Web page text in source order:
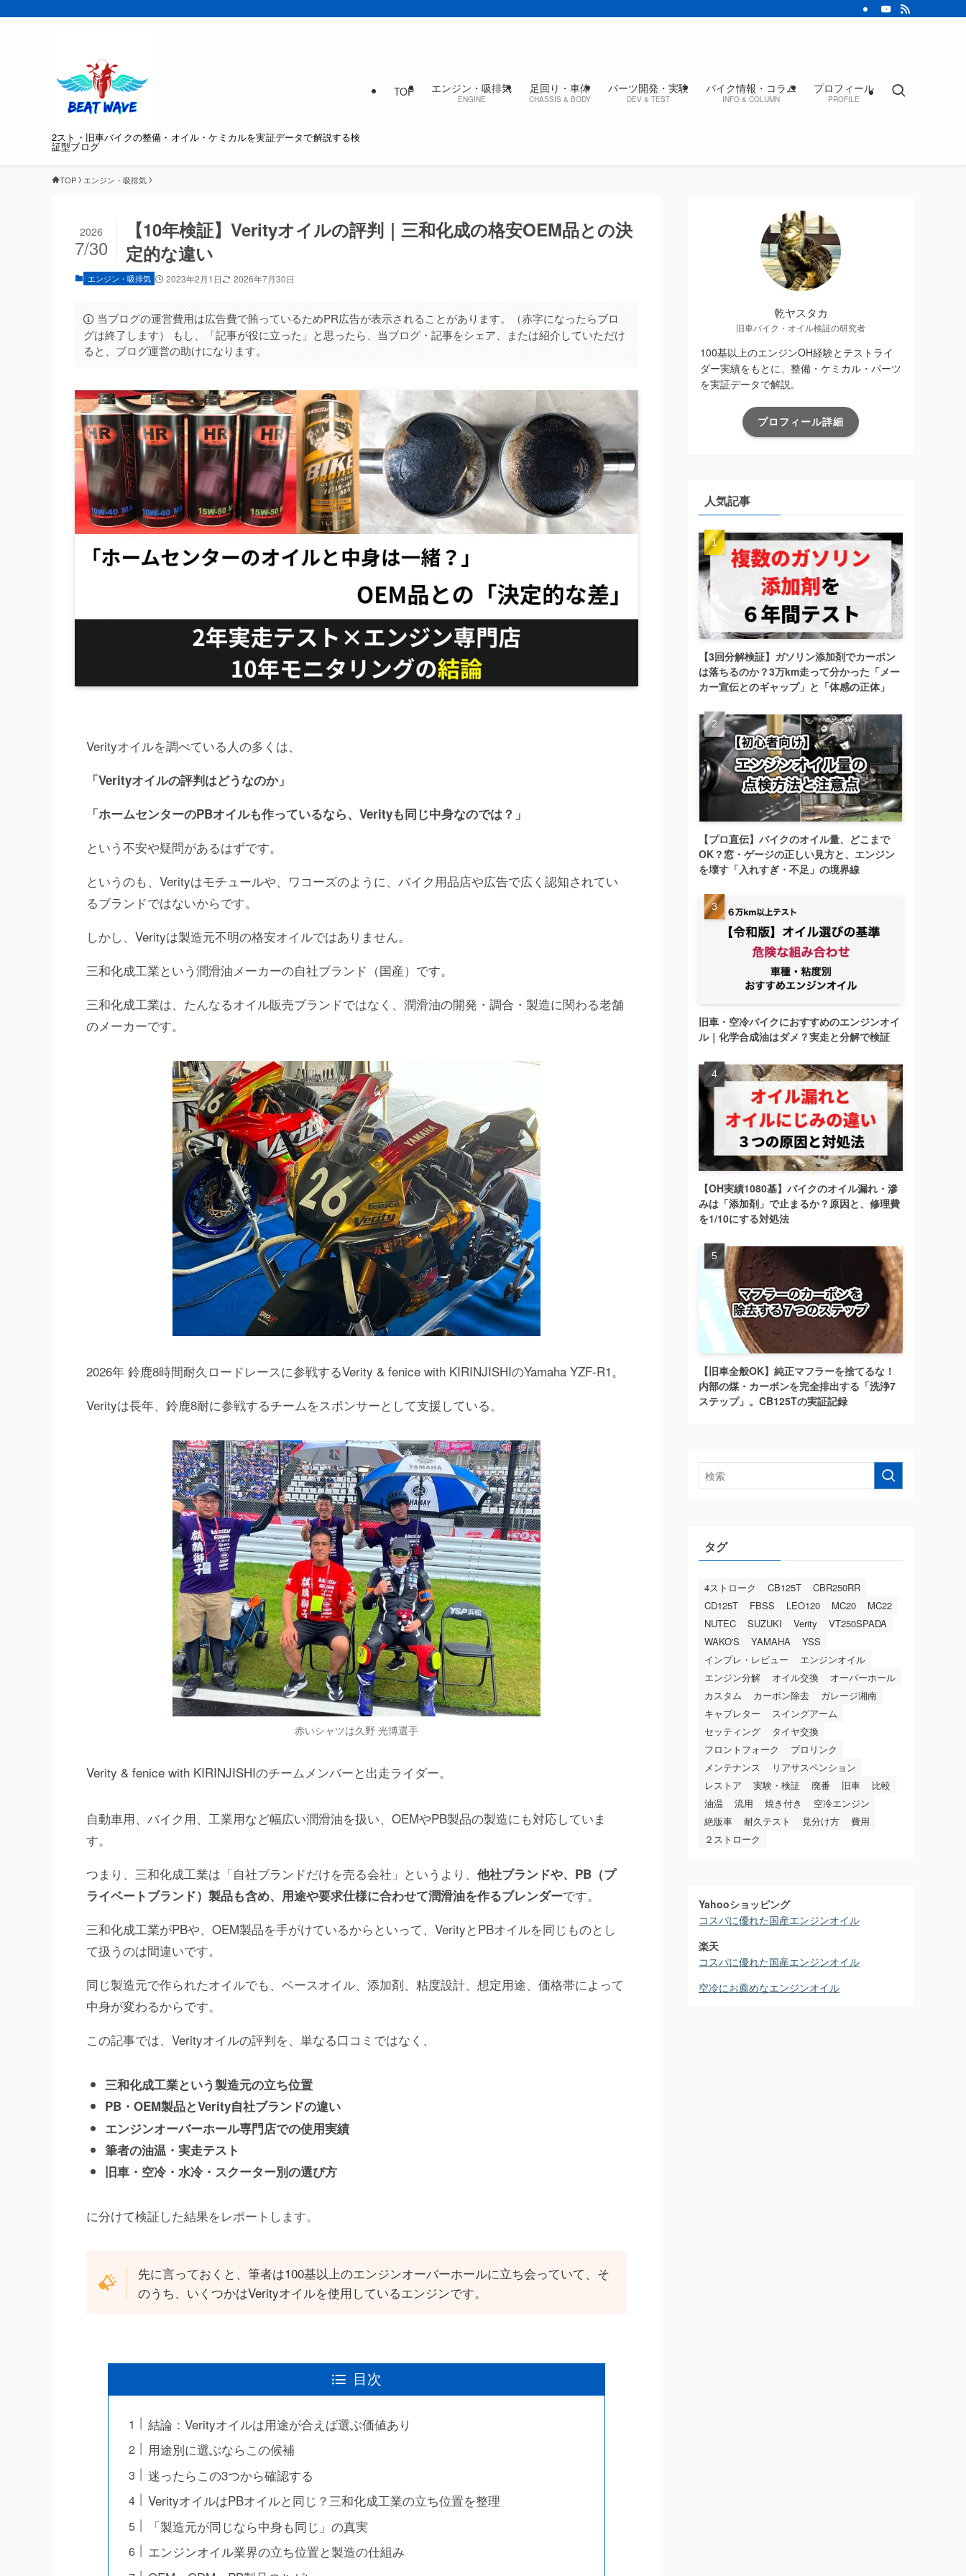
2スト・旧車バイクの整備・オイル・ケミカルを実証データで解説する検
証型ブログ
TOP エンジン・吸排気
ENGINE
足回り・車体
CHASSIS & BODY
パーツ開発・実験
DEV & TEST
バイク情報・コラム
INFO & COLUMN
プロフィール
PROFILE
TOP エンジン・吸排気
【10年検証】Verityオイルの評判｜三和化成の格安OEM品との決
定的な違い
2026
7/30
エンジン・吸排気 2023年2月1日 2026年7月30日
当ブログの運営費用は広告費で賄っているためPR広告が表示されることがあります。（赤字になったらブロ
グは終了します） もし、「記事が役に立った」と思ったら、当ブログ・記事をシェア、または紹介していただけ
ると、ブログ運営の助けになります。
Verityオイルを調べている人の多くは、
「Verityオイルの評判はどうなのか」
「ホームセンターのPBオイルも作っているなら、Verityも同じ中身なのでは？」
という不安や疑問があるはずです。
というのも、Verityはモチュールや、ワコーズのように、バイク用品店や広告で広く認知されてい
るブランドではないからです。
しかし、Verityは製造元不明の格安オイルではありません。
三和化成工業という潤滑油メーカーの自社ブランド（国産）です。
三和化成工業は、たんなるオイル販売ブランドではなく、潤滑油の開発・調合・製造に関わる老舗
のメーカーです。
2026年 鈴鹿8時間耐久ロードレースに参戦するVerity & fenice with KIRINJISHIのYamaha YZF-R1。
Verityは長年、鈴鹿8耐に参戦するチームをスポンサーとして支援している。
赤いシャツは久野 光博選手
Verity & fenice with KIRINJISHIのチームメンバーと出走ライダー。
自動車用、バイク用、工業用など幅広い潤滑油を扱い、OEMやPB製品の製造にも対応していま
す。
つまり、三和化成工業は「自社ブランドだけを売る会社」というより、 他社ブランドや、PB（プ
ライベートブランド）製品も含め、用途や要求仕様に合わせて潤滑油を作るブレンダーです。
三和化成工業がPBや、OEM製品を手がけているからといって、VerityとPBオイルを同じものとし
て扱うのは間違いです。
同じ製造元で作られたオイルでも、ベースオイル、添加剤、粘度設計、想定用途、価格帯によって
中身が変わるからです。
この記事では、Verityオイルの評判を、単なる口コミではなく、
三和化成工業という製造元の立ち位置
PB・OEM製品とVerity自社ブランドの違い
エンジンオーバーホール専門店での使用実績
筆者の油温・実走テスト
旧車・空冷・水冷・スクーター別の選び方
に分けて検証した結果をレポートします。
先に言っておくと、筆者は100基以上のエンジンオーバーホールに立ち会っていて、そ
のうち、いくつかはVerityオイルを使用しているエンジンです。
目次
結論：Verityオイルは用途が合えば選ぶ価値あり
用途別に選ぶならこの候補
迷ったらこの3つから確認する
VerityオイルはPBオイルと同じ？三和化成工業の立ち位置を整理
「製造元が同じなら中身も同じ」の真実
エンジンオイル業界の立ち位置と製造の仕組み
乾ヤスタカ
旧車バイク・オイル検証の研究者
100基以上のエンジンOH経験とテストライ
ダー実績をもとに、整備・ケミカル・パーツ
を実証データで解説。
プロフィール詳細
人気記事
【3回分解検証】ガソリン添加剤でカーボン
は落ちるのか？3万km走って分かった「メー
カー宣伝とのギャップ」と「体感の正体」
【プロ直伝】バイクのオイル量、どこまで
OK？窓・ゲージの正しい見方と、エンジン
を壊す「入れすぎ・不足」の境界線
旧車・空冷バイクにおすすめのエンジンオイ
ル｜化学合成油はダメ？実走と分解で検証
【OH実績1080基】バイクのオイル漏れ・滲
みは「添加剤」で止まるか？原因と、修理費
を1/10にする対処法
【旧車全般OK】純正マフラーを捨てるな！
内部の煤・カーボンを完全排出する「洗浄7
ステップ」。CB125Tの実証記録
タグ
4ストローク CB125T
CBR250RR
CD125T
FBSS LEO120 MC20
MC22
NUTEC
SUZUKI Verity
VT250SPADA
WAKO'S
YAMAHA
YSS
インプレ・レビュー
エンジンオイル
エンジン分解
オイル交換
オーバーホール
カスタム
カーボン除去
ガレージ湘南
キャブレター
スイングアーム
セッティング
タイヤ交換
フロントフォーク
プロリンク
メンテナンス
リアサスペンション
レストア
実験・検証 廃番 旧車
比較
油温
流用 焼き付き
空冷エンジン
絶版車
耐久テスト 見分け方
費用
２ストローク
Yahooショッピング
コスパに優れた国産エンジンオイル
楽天
コスパに優れた国産エンジンオイル
空冷にお薦めなエンジンオイル